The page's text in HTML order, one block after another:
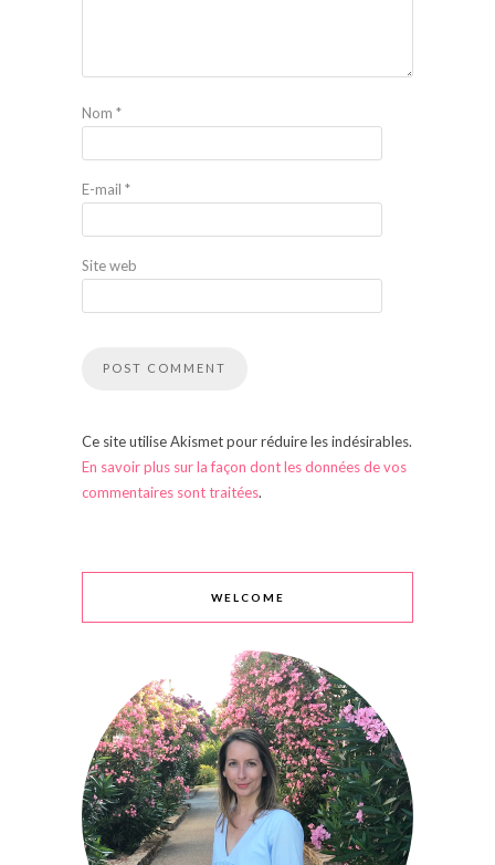
Nom *
E-mail *
Site web
Ce site utilise Akismet pour réduire les indésirables.
En savoir plus sur la façon dont les données de vos
commentaires sont traitées.
WELCOME